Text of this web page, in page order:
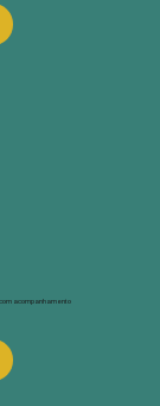
acompanhamento